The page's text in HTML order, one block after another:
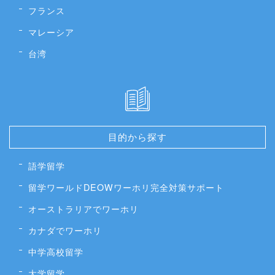
フランス
マレーシア
台湾
目的から探す
語学留学
留学ワールドDEOWワーホリ完全対策サポート
オーストラリアでワーホリ
カナダでワーホリ
中学高校留学